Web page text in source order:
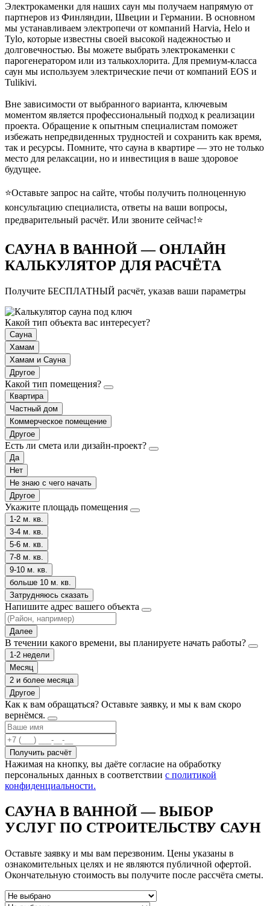
Электрокаменки для наших саун мы получаем напрямую от
партнеров из Финляндии, Швеции и Германии. В основном
мы устанавливаем электропечи от компаний Harvia, Helo и
Tylo, которые известны своей высокой надежностью и
долговечностью. Вы можете выбрать электрокаменки с
парогенератором или из талькохлорита. Для премиум-класса
саун мы используем электрические печи от компаний EOS и
Tulikivi.
Вне зависимости от выбранного варианта, ключевым
моментом является профессиональный подход к реализации
проекта. Обращение к опытным специалистам поможет
избежать непредвиденных трудностей и сохранить как время,
так и ресурсы. Помните, что сауна в квартире — это не только
место для релаксации, но и инвестиция в ваше здоровое
будущее.
⭐Оставьте запрос на сайте, чтобы получить полноценную
консультацию специалиста, ответы на ваши вопросы,
предварительный расчёт. Или звоните сейчас!⭐
САУНА В ВАННОЙ — ОНЛАЙН
КАЛЬКУЛЯТОР ДЛЯ РАСЧЁТА
Получите БЕСПЛАТНЫЙ расчёт, указав ваши параметры
Какой тип объекта вас интересует?
Сауна
Хамам
Хамам и Сауна
Другое
Какой тип помещения?
Квартира
Частный дом
Коммерческое помещение
Другое
Есть ли смета или дизайн-проект?
Да
Нет
Не знаю с чего начать
Другое
Укажите площадь помещения
1-2 м. кв.
3-4 м. кв.
5-6 м. кв.
7-8 м. кв.
9-10 м. кв.
больше 10 м. кв.
Затрудняюсь сказать
Напишите адрес вашего объекта
Далее
В течении какого времени, вы планируете начать работы?
1-2 недели
Месяц
2 и более месяца
Другое
Как к вам обращаться? Оставьте заявку, и мы к вам скоро
вернёмся.
Получить расчёт
Нажимая на кнопку, вы даёте согласие на обработку
персональных данных в соответствии с политикой
конфиденциальности.
САУНА В ВАННОЙ — ВЫБОР
УСЛУГ ПО СТРОИТЕЛЬСТВУ САУН
Оставьте заявку и мы вам перезвоним. Цены указаны в
ознакомительных целях и не являются публичной офертой.
Окончательную стоимость вы получите после рассчёта сметы.